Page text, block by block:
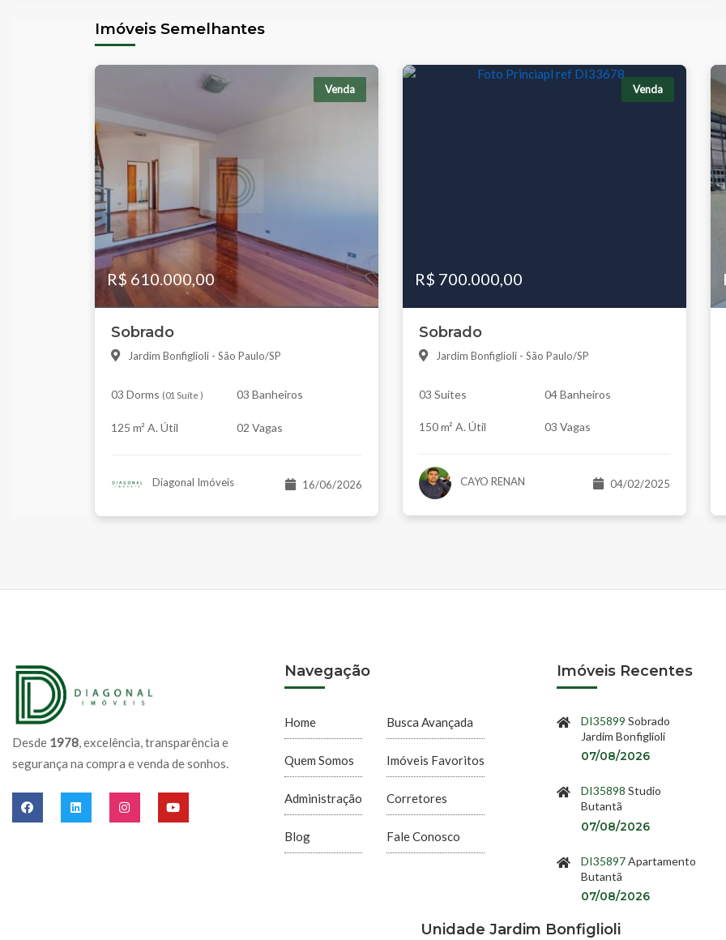
Imóveis Semelhantes
Venda
R$ 610.000,00
Sobrado
Jardim Bonfiglioli - São Paulo/SP
03 Dorms (01 Suíte ) 03 Banheiros
125 m² A. Útil 02 Vagas
Diagonal Imóveis 16/06/2026
Venda
R$ 700.000,00
Sobrado
Jardim Bonfiglioli - São Paulo/SP
03 Suítes 04 Banheiros
150 m² A. Útil 03 Vagas
CAYO RENAN 04/02/2025
Desde 1978, excelência, transparência e
segurança na compra e venda de sonhos.
Navegação
Home
Quem Somos
Administração
Blog
Busca Avançada
Imóveis Favoritos
Corretores
Fale Conosco
Imóveis Recentes
DI35899 Sobrado
Jardim Bonfiglioli
07/08/2026
DI35898 Studio
Butantã
07/08/2026
DI35897Apartamento
Butantã
07/08/2026
Unidade Jardim Bonfiglioli